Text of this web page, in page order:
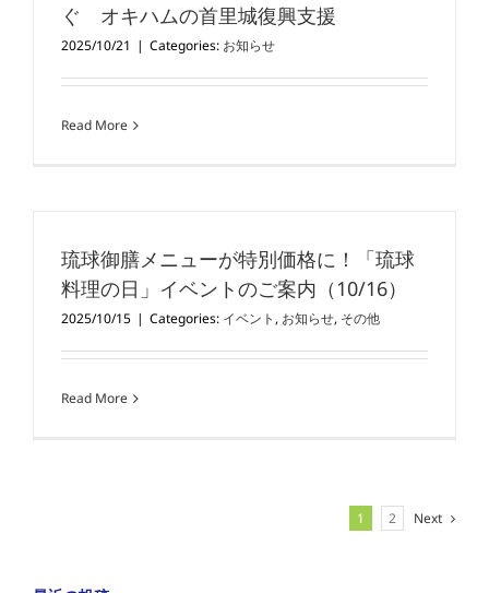
ぐ オキハムの首里城復興支援
2025/10/21 | Categories: お知らせ
Read More
琉球御膳メニューが特別価格に！「琉球
料理の日」イベントのご案内（10/16）
2025/10/15 | Categories: イベント , お知らせ, その他
Read More
1 2 Next